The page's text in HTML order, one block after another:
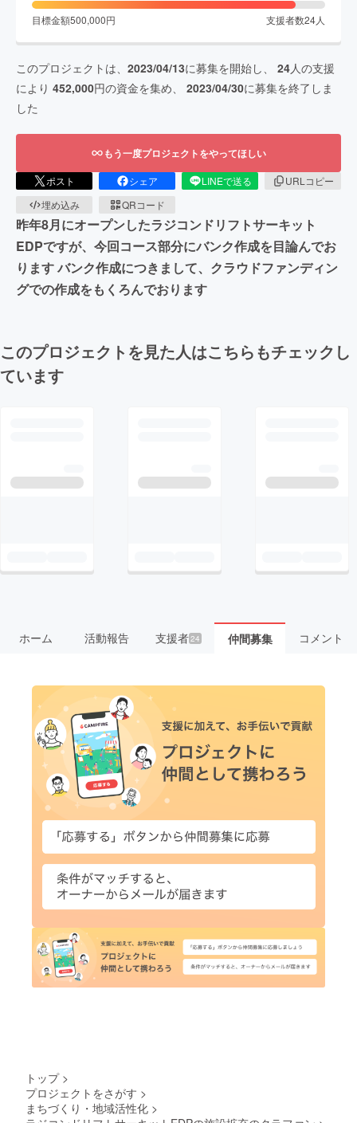
目標金額500,000円 支援者数24人
このプロジェクトは、 2023/04/13に募集を開始し、 24人の支援
により 452,000円の資金を集め、 2023/04/30に募集を終了しま
した
もう一度プロジェクトをやってほしい
ポスト シェア LINEで送る
URLコピー
埋め込み
QRコード
昨年8月にオープンしたラジコンドリフトサーキット
EDPですが、今回コース部分にバンク作成を目論んでお
ります バンク作成につきまして、クラウドファンディン
グでの作成をもくろんでおります
このプロジェクトを見た人はこちらもチェックし
ています
ホーム 活動報告 支援者 24 仲間募集 コメント
トップ >
プロジェクトをさがす >
まちづくり・地域活性化 >